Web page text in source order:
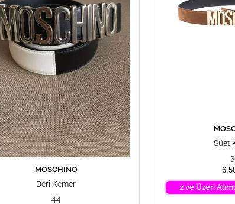
SEPETE EKLE
MOSCHINO
Deri Kemer
44
Süet
2 ve Üzeri